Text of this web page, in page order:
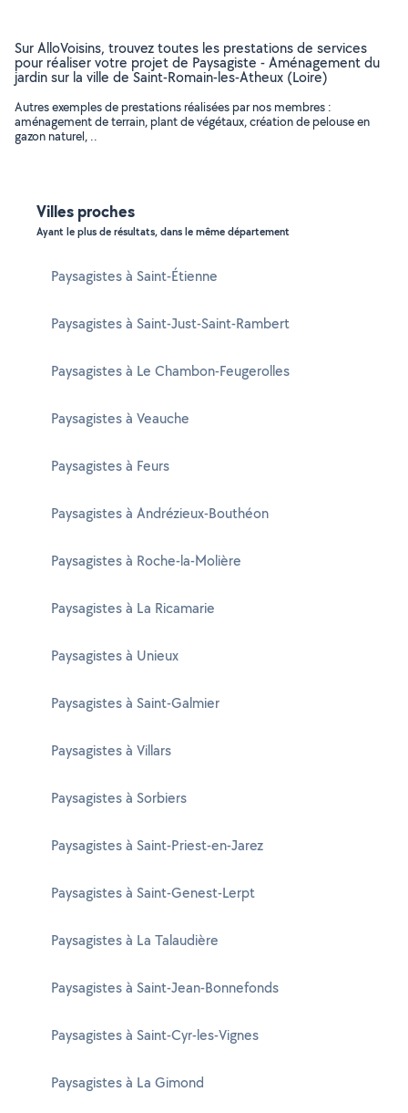
Sur AlloVoisins, trouvez toutes les prestations de services
pour réaliser votre projet de Paysagiste - Aménagement du
jardin sur la ville de Saint-Romain-les-Atheux (Loire)
Autres exemples de prestations réalisées par nos membres :
aménagement de terrain, plant de végétaux, création de pelouse en
gazon naturel, ..
Villes proches
Ayant le plus de résultats, dans le même département
Paysagistes à Saint-Étienne
Paysagistes à Saint-Just-Saint-Rambert
Paysagistes à Le Chambon-Feugerolles
Paysagistes à Veauche
Paysagistes à Feurs
Paysagistes à Andrézieux-Bouthéon
Paysagistes à Roche-la-Molière
Paysagistes à La Ricamarie
Paysagistes à Unieux
Paysagistes à Saint-Galmier
Paysagistes à Villars
Paysagistes à Sorbiers
Paysagistes à Saint-Priest-en-Jarez
Paysagistes à Saint-Genest-Lerpt
Paysagistes à La Talaudière
Paysagistes à Saint-Jean-Bonnefonds
Paysagistes à Saint-Cyr-les-Vignes
Paysagistes à La Gimond